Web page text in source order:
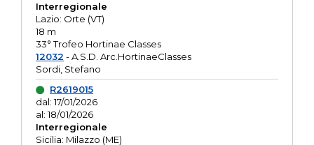
Interregionale
Lazio: Orte (VT)
18 m
33° Trofeo Hortinae Classes
12032 - A.S.D. Arc.HortinaeClasses
Sordi, Stefano
R2619015
dal: 17/01/2026
al: 18/01/2026
Interregionale
Sicilia: Milazzo (ME)